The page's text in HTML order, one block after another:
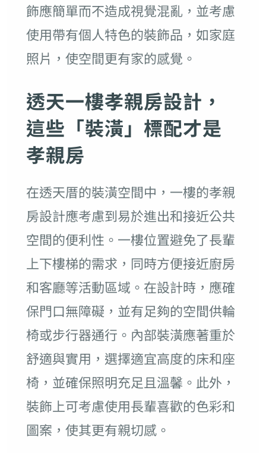
飾應簡單而不造成視覺混亂，並考慮
使用帶有個人特色的裝飾品，如家庭
照片，使空間更有家的感覺。
透天一樓孝親房設計，
這些「裝潢」標配才是
孝親房
在透天厝的裝潢空間中，一樓的孝親
房設計應考慮到易於進出和接近公共
空間的便利性。一樓位置避免了長輩
上下樓梯的需求，同時方便接近廚房
和客廳等活動區域。在設計時，應確
保門口無障礙，並有足夠的空間供輪
椅或步行器通行。內部裝潢應著重於
舒適與實用，選擇適宜高度的床和座
椅，並確保照明充足且溫馨。此外，
裝飾上可考慮使用長輩喜歡的色彩和
圖案，使其更有親切感。